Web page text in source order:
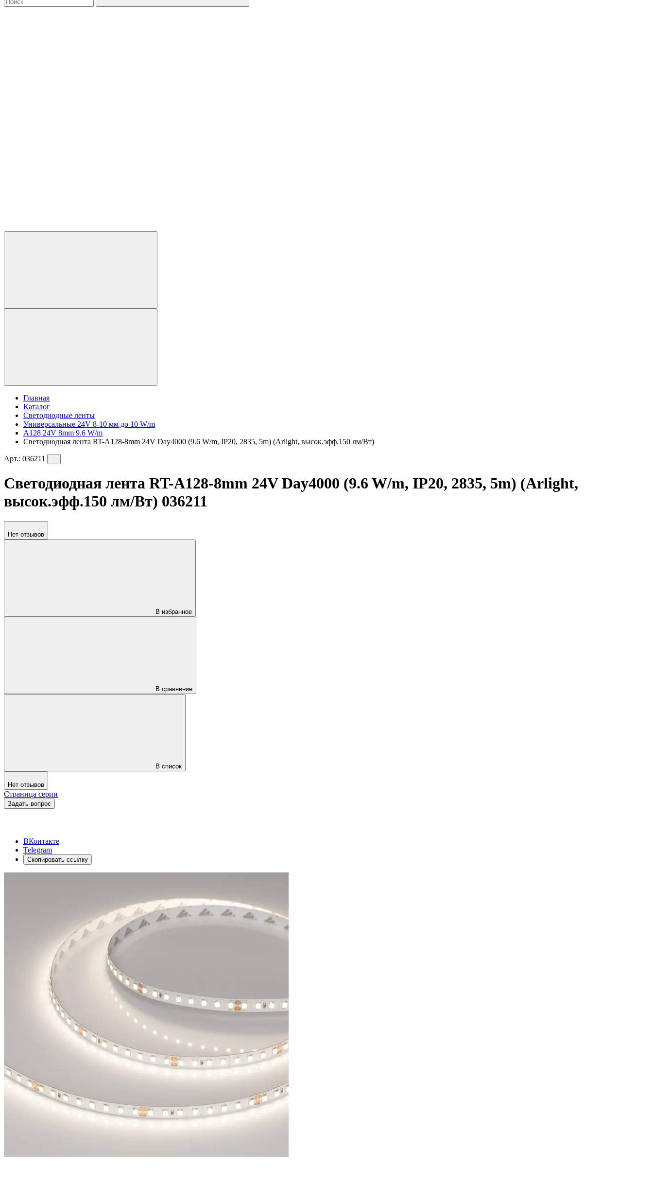
Главная
Каталог
Светодиодные ленты
Универсальные 24V 8-10 мм до 10 W/m
A128 24V 8mm 9.6 W/m
Светодиодная лента RT-A128-8mm 24V Day4000 (9.6 W/m, IP20, 2835, 5m) (Arlight, высок.эфф.150 лм/Вт)
Арт.: 036211
Светодиодная лента RT-A128-8mm 24V Day4000 (9.6 W/m, IP20, 2835, 5m) (Arlight,
высок.эфф.150 лм/Вт) 036211
Нет отзывов
В избранное
В сравнение
В список
Нет отзывов
Страница серии
Задать вопрос
ВКонтакте
Telegram
Скопировать ссылку